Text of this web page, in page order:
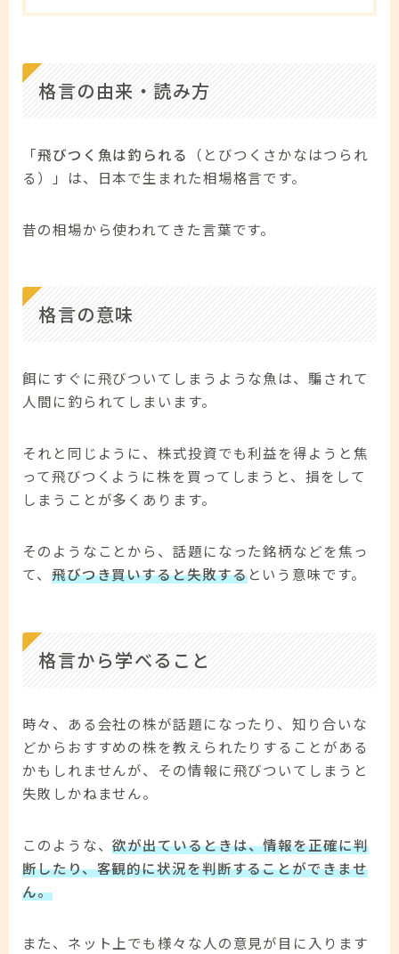
格言の由来・読み方
「飛びつく魚は釣られる
（とびつくさかなはつられ
る）」は、日本で生まれた相場格言です。
昔の相場から使われてきた言葉です。
格言の意味
餌にすぐに飛びついてしまうような魚は、騙されて
人間に釣られてしまいます。
それと同じように、株式投資でも利益を得ようと焦
って飛びつくように株を買ってしまうと、損をして
しまうことが多くあります。
そのようなことから、話題になった銘柄などを焦っ
て、 飛びつき買いすると失敗するという意味です。
格言から学べること
時々、ある会社の株が話題になったり、知り合いな
どからおすすめの株を教えられたりすることがある
かもしれませんが、その情報に飛びついてしまうと
失敗しかねません。
このような、欲が出ているときは、情報を正確に判
断したり、客観的に状況を判断することができませ
ん。
また、ネット上でも様々な人の意見が目に入ります